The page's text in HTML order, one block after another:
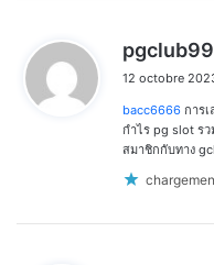
pgclub99
12 octobre
bacc6666 การ
กำไร pg slot ร
สมาชิกกับทาง